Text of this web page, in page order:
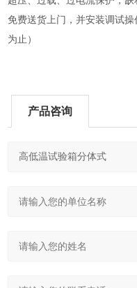
免费送货上门，并安装调试
为止）
产品咨询